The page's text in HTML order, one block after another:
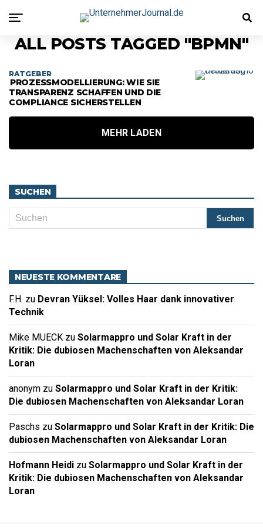
ALL POSTS TAGGED "BPMN"
RATGEBER
PROZESSMODELLIERUNG: WIE SIE
TRANSPARENZ SCHAFFEN UND DIE
COMPLIANCE SICHERSTELLEN
MEHR LADEN
SUCHEN
NEUESTE KOMMENTARE
F.H. zu Devran Yüksel: Volles Haar dank innovativer
Technik
Mike MUECK zu Solarmappro und Solar Kraft in der
Kritik: Die dubiosen Machenschaften von Aleksandar
Loran
anonym zu Solarmappro und Solar Kraft in der Kritik:
Die dubiosen Machenschaften von Aleksandar Loran
Paschs zu Solarmappro und Solar Kraft in der Kritik: Die
dubiosen Machenschaften von Aleksandar Loran
Hofmann Heidi zu Solarmappro und Solar Kraft in der
Kritik: Die dubiosen Machenschaften von Aleksandar
Loran